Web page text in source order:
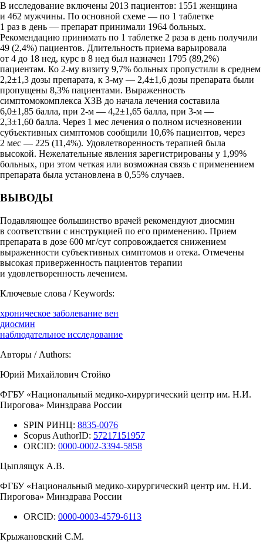
В исследование включены 2013 пациентов: 1551 женщина
и 462 мужчины. По основной схеме — по 1 таблетке
1 раз в день — препарат принимали 1964 больных.
Рекомендацию принимать по 1 таблетке 2 раза в день получили
49 (2,4%) пациентов. Длительность приема варьировала
от 4 до 18 нед, курс в 8 нед был назначен 1795 (89,2%)
пациентам. Ко 2-му визиту 9,7% больных пропустили в среднем
2,2±1,3 дозы препарата, к 3-му — 2,4±1,6 дозы препарата были
пропущены 8,3% пациентами. Выраженность
симптомокомплекса ХЗВ до начала лечения составила
6,0±1,85 балла, при 2-м — 4,2±1,65 балла, при 3-м —
2,3±1,60 балла. Через 1 мес лечения о полном исчезновении
субъективных симптомов сообщили 10,6% пациентов, через
2 мес — 225 (11,4%). Удовлетворенность терапией была
высокой. Нежелательные явления зарегистрированы у 1,99%
больных, при этом четкая или возможная связь с применением
препарата была установлена в 0,55% случаев.
ВЫВОДЫ
Подавляющее большинство врачей рекомендуют диосмин
в соответствии с инструкцией по его применению. Прием
препарата в дозе 600 мг/сут сопровождается снижением
выраженности субъективных симптомов и отека. Отмечены
высокая приверженность пациентов терапии
и удовлетворенность лечением.
Ключевые слова / Keywords:
хроническое заболевание вен
диосмин
наблюдательное исследование
Авторы / Authors:
Юрий Михайлович Стойко
ФГБУ «Национальный медико-хирургический центр им. Н.И.
Пирогова» Минздрава России
SPIN РИНЦ: 8835-0076
Scopus AuthorID: 57217151957
ORCID: 0000-0002-3394-5858
Цыплящук А.В.
ФГБУ «Национальный медико-хирургический центр им. Н.И.
Пирогова» Минздрава России
ORCID: 0000-0003-4579-6113
Крыжановский С.М.